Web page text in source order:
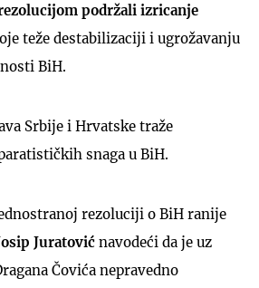
podržali izricanje
teže destabilizaciji i ugrožavanju
BiH.
Srbije i Hrvatske traže
snaga u BiH.
rezoluciji o BiH ranije
Juratović navodeći da je uz
Čovića nepravedno